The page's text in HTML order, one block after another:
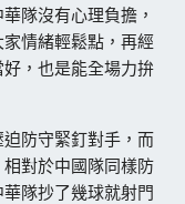
隊沒有心理負擔，
情緒輕鬆點，再經
，也是能全場力拚
防守緊釘對手，而
對於中國隊同樣防
隊抄了幾球就射門